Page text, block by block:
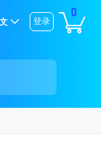
0
登录